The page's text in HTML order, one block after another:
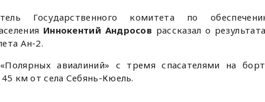
Государственного комитета по
Иннокентий Андросов рассказал о
Ан-2.
авиалиний» с тремя спасателями на
км от села Себянь-Кюель.